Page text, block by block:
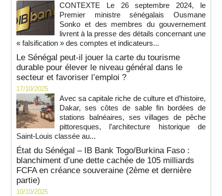
CONTEXTE Le 26 septembre 2024, le
Premier ministre sénégalais Ousmane
Sonko et des membres du gouvernement
livrent à la presse des détails concernant une
« falsification » des comptes et indicateurs...
Le Sénégal peut-il jouer la carte du tourisme
durable pour élever le niveau général dans le
secteur et favoriser l’emploi ?
17/10/2025
Avec sa capitale riche de culture et d’histoire,
Dakar, ses côtes de sable fin bordées de
stations balnéaires, ses villages de pêche
pittoresques, l’architecture historique de
Saint-Louis classée au...
État du Sénégal – IB Bank Togo/Burkina Faso :
blanchiment d’une dette cachée de 105 milliards
FCFA en créance souveraine (2ème et dernière
partie)
10/10/2025